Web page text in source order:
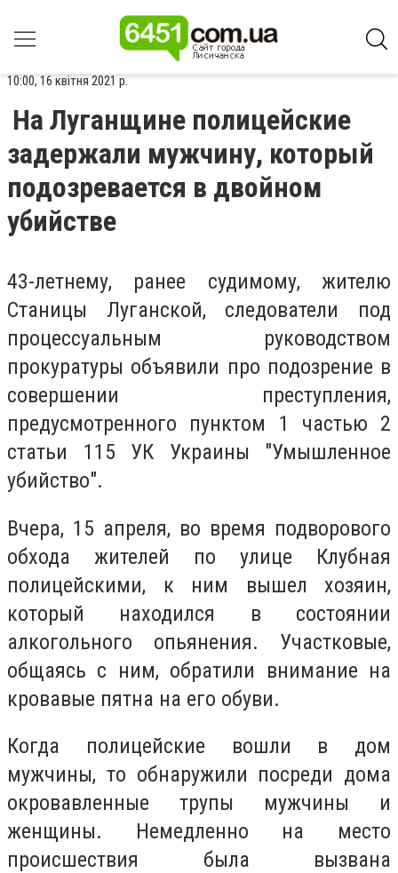
10:00, 16 квітня 2021 р.
На Луганщине полицейские
задержали мужчину, который
подозревается в двойном
убийстве
43-летнему, ранее судимому, жителю
Станицы Луганской, следователи под
процессуальным руководством
прокуратуры объявили про подозрение в
совершении преступления,
предусмотренного пунктом 1 частью 2
статьи 115 УК Украины "Умышленное
убийство".
Вчера, 15 апреля, во время подворового
обхода жителей по улице Клубная
полицейскими, к ним вышел хозяин,
который находился в состоянии
алкогольного опьянения. Участковые,
общаясь с ним, обратили внимание на
кровавые пятна на его обуви.
Когда полицейские вошли в дом
мужчины, то обнаружили посреди дома
окровавленные трупы мужчины и
женщины. Немедленно на место
происшествия была вызвана